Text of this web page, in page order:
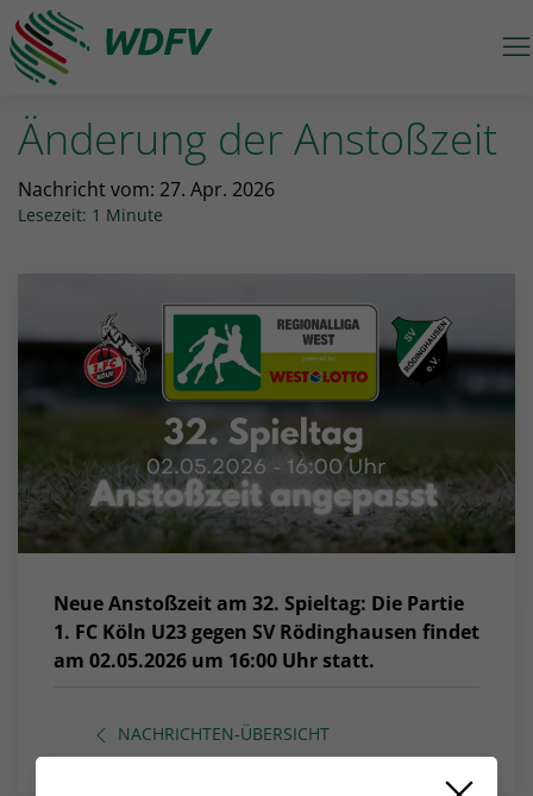
Logo: wdfv führt zur Starseite
Änderung der Anstoßzeit
Nachricht vom: 27. Apr. 2026
Lesezeit: 1 Minute
Neue Anstoßzeit am 32. Spieltag: Die Partie
1. FC Köln U23 gegen SV Rödinghausen findet
am 02.05.2026 um 16:00 Uhr statt.
NACHRICHTEN-ÜBERSICHT